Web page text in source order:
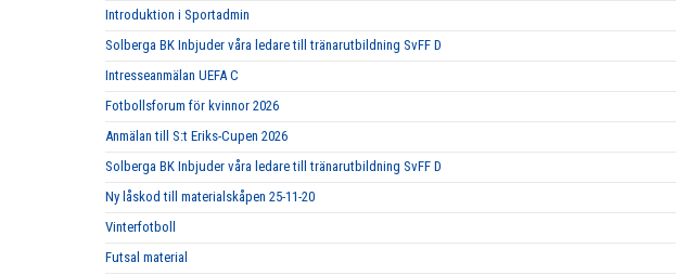
Introduktion i Sportadmin
Solberga BK Inbjuder våra ledare till tränarutbildning SvFF D
Intresseanmälan UEFA C
Fotbollsforum för kvinnor 2026
Anmälan till S:t Eriks-Cupen 2026
Solberga BK Inbjuder våra ledare till tränarutbildning SvFF D
Ny låskod till materialskåpen 25-11-20
Vinterfotboll
Futsal material